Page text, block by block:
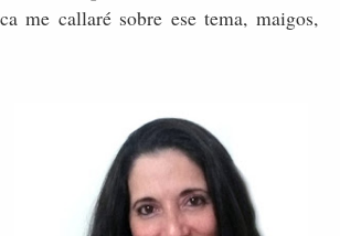
me callaré sobre ese tema, maigos,